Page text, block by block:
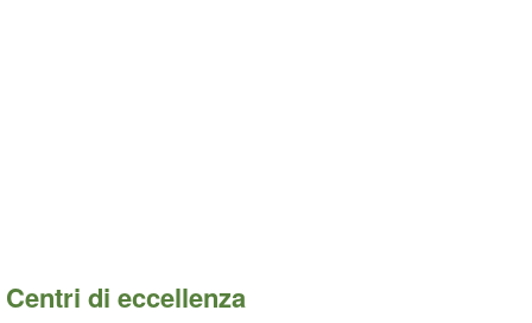
Centri di eccellenza